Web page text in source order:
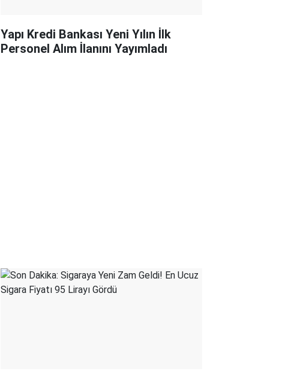
Yapı Kredi Bankası Yeni Yılın İlk
Personel Alım İlanını Yayımladı